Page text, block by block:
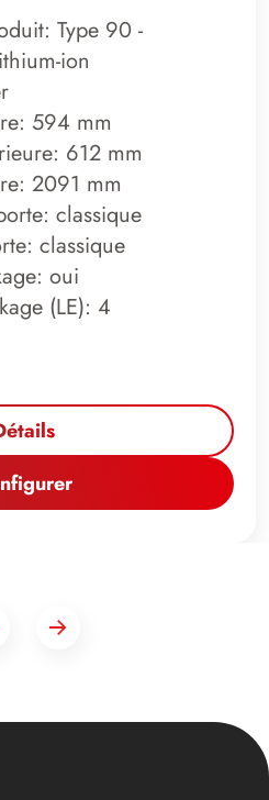
Type 90 -
ion
594 mm
612 mm
2091 mm
classique
classique
oui
(LE): 4